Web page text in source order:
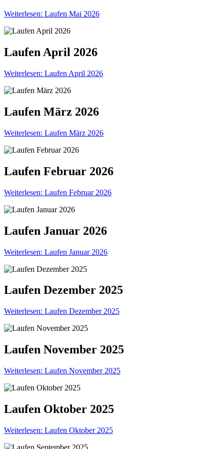
Weiterlesen: Laufen Mai 2026
Laufen April 2026
Weiterlesen: Laufen April 2026
Laufen März 2026
Weiterlesen: Laufen März 2026
Laufen Februar 2026
Weiterlesen: Laufen Februar 2026
Laufen Januar 2026
Weiterlesen: Laufen Januar 2026
Laufen Dezember 2025
Weiterlesen: Laufen Dezember 2025
Laufen November 2025
Weiterlesen: Laufen November 2025
Laufen Oktober 2025
Weiterlesen: Laufen Oktober 2025